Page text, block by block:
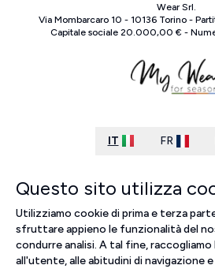
Wear Srl.
Via Mombarcaro 10 - 10136 Torino-
Capitale sociale 20.000,00 € -
IT FR
Questo sito utilizza
Utilizziamo cookie di prima e terza
sfruttare appieno le funzionalità del
condurre analisi. A tal fine,
all'utente, alle abitudini di navigazione